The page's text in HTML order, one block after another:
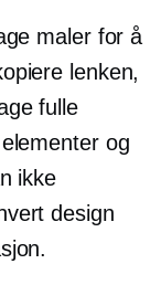
maler for å
lenken,
fulle
og
ikke
design